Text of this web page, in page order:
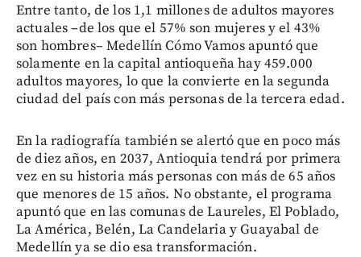
Entre tanto, de los 1,1 millones de adultos mayores
actuales –de los que el 57% son mujeres y el 43%
son hombres– Medellín Cómo Vamos apuntó que
solamente en la capital antioqueña hay 459.000
adultos mayores, lo que la convierte en la segunda
ciudad del país con más personas de la tercera edad.
En la radiografía también se alertó que en poco más
de diez años, en 2037, Antioquia tendrá por primera
vez en su historia más personas con más de 65 años
que menores de 15 años. No obstante, el programa
apuntó que en las comunas de Laureles, El Poblado,
La América, Belén, La Candelaria y Guayabal de
Medellín ya se dio esa transformación.